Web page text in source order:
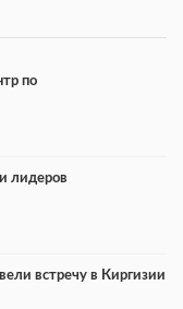
по
лидеров
встречу в Киргизии